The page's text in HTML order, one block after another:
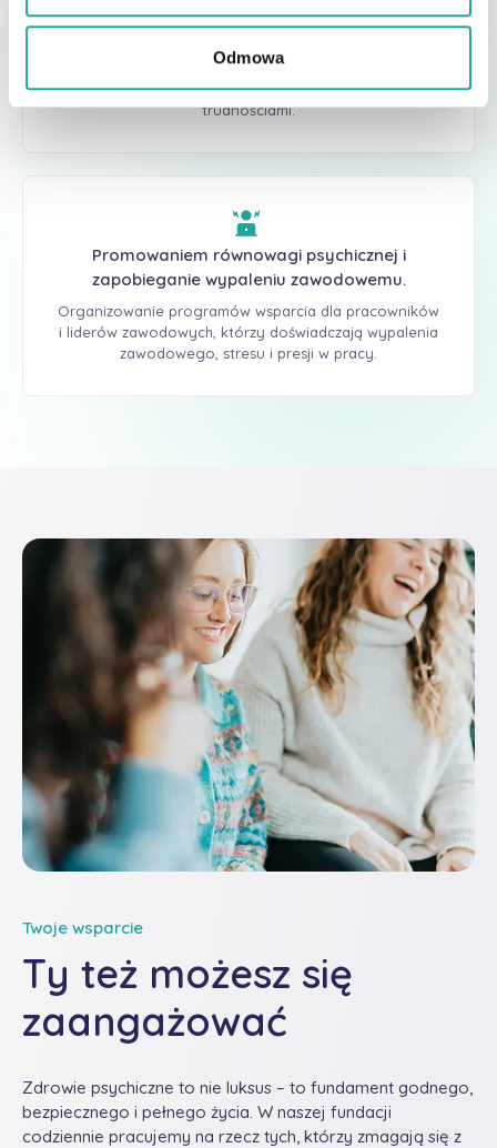
Odmowa
sytuacjach rodzinnych i społecznych.
borykających się z problemami zdrowia psychicznego,
ubóstwem, przemocą domową, czy innymi
trudnościami.
Promowaniem równowagi psychicznej i
zapobieganie wypaleniu zawodowemu.
Organizowanie programów wsparcia dla pracowników
i liderów zawodowych, którzy doświadczają wypalenia
zawodowego, stresu i presji w pracy.
Twoje wsparcie
Ty też możesz się
zaangażować
Zdrowie psychiczne to nie luksus – to fundament godnego,
bezpiecznego i pełnego życia. W naszej fundacji
codziennie pracujemy na rzecz tych, którzy zmagają się z